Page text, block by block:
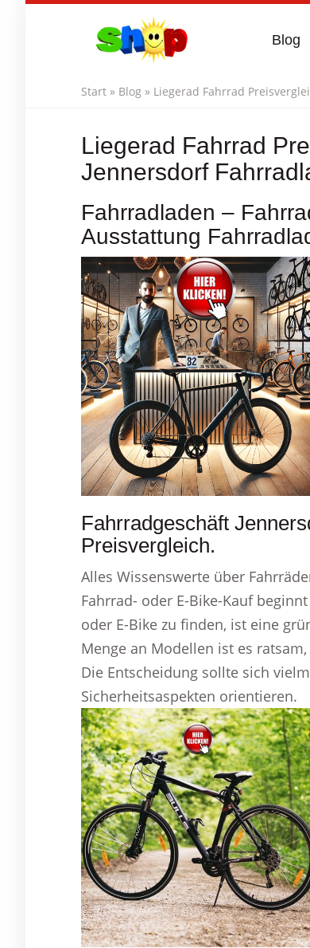
Blog
Start » Blog » Liegerad Fahrrad
Liegerad Fahrrad
Jennersdorf
Fahrradladen –
Ausstattung
Fahrradgeschäft
Preisvergleich.
Alles Wissenswerte über
Fahrrad- oder E-Bike-Kauf
oder E-Bike zu finden, ist eine
Menge an Modellen ist es
Die Entscheidung sollte sich
Sicherheitsaspekten orientieren.